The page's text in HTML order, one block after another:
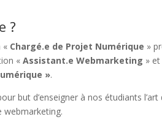
?
« Chargé.e de Projet Numérique »
«Assistant.e Webmarketing » et
».
but d’enseigner à nos étudiants
webmarketing.